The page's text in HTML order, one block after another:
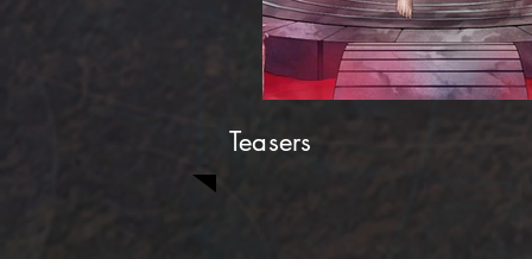
Teasers